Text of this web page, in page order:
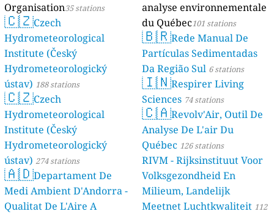
Organisation35 stations
🇨🇿Czech
Hydrometeorological
Institute (Český
Hydrometeorologický
ústav) 188 stations
🇨🇿Czech
Hydrometeorological
Institute (Český
Hydrometeorologický
ústav) 274 stations
🇦🇩Departament De
Medi Ambient D'Andorra -
Qualitat De L'Aire A
analyse environnementale
du Québec101 stations
🇧🇷Rede Manual De
Partículas Sedimentadas
Da Região Sul 6 stations
🇮🇳Respirer Living
Sciences 74 stations
🇨🇦Revolv'Air, Outil De
Analyse De L'air Du
Québec 126 stations
RIVM - Rijksinstituut Voor
Volksgezondheid En
Milieum, Landelijk
Meetnet Luchtkwaliteit 112